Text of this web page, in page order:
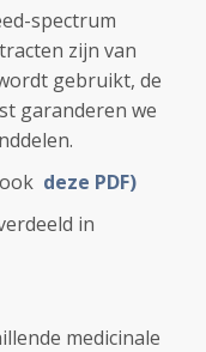
spectrum
zijn van
gebruikt, de
garanderen we
deze PDF)
in
medicinale